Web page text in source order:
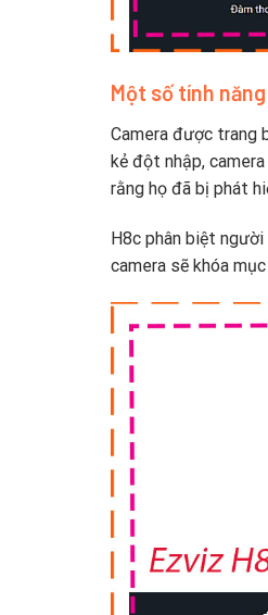
Một số tính
Camera được trang
kẻ đột nhập,
rằng họ đã bị phát
H8c phân biệt
camera sẽ khóa